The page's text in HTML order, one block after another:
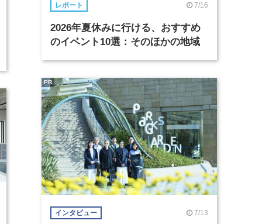
レポート 7/16
2026年夏休みに行ける、おすすめ
のイベント10選：そのほかの地域
インタビュー 7/13
PR